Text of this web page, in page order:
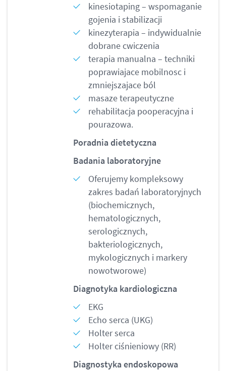
kinesiotaping – wspomaganie
gojenia i stabilizacji
kinezyterapia – indywidualnie
dobrane cwiczenia
terapia manualna – techniki
poprawiajace mobilnosc i
zmniejszajace ból
masaze terapeutyczne
rehabilitacja pooperacyjna i
pourazowa.
Poradnia dietetyczna
Badania laboratoryjne
Oferujemy kompleksowy
zakres badań laboratoryjnych
(biochemicznych,
hematologicznych,
serologicznych,
bakteriologicznych,
mykologicznych i markery
nowotworowe)
Diagnotyka kardiologiczna
EKG
Echo serca (UKG)
Holter serca
Holter ciśnieniowy (RR)
Diagnostyka endoskopowa